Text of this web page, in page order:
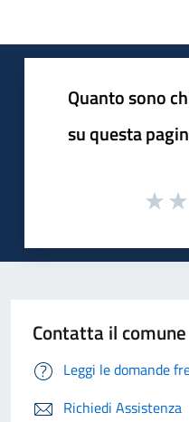
Quanto sono
su questa
Contatta il comune
Leggi le domande
Richiedi Assistenza